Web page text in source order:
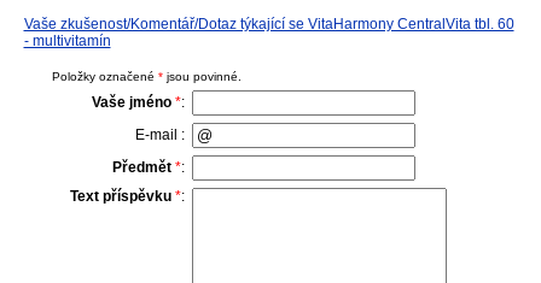
Vaše zkušenost/Komentář/Dotaz týkající se VitaHarmony CentralVita tbl. 60
- multivitamín
Položky označené * jsou povinné.
Vaše jméno *:
E-mail :
Předmět *:
Text příspěvku *: